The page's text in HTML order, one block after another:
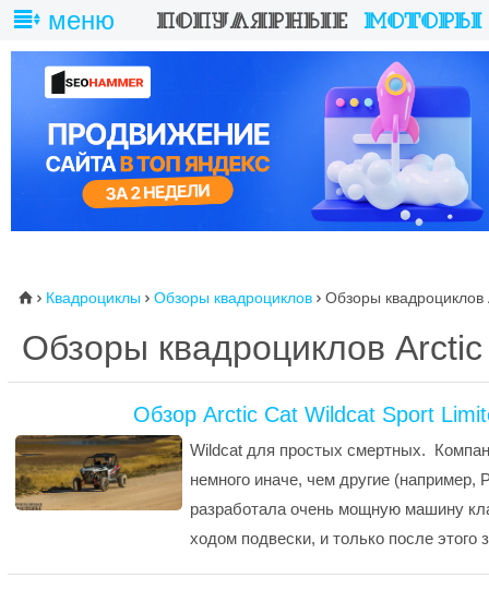
меню
⌂  Квадроциклы  Обзоры квадроциклов  Обзоры квадроциклов
Обзоры квадроциклов
Обзор Arctic Cat Wildcat Sport
Wildcat для простых смертных.
немного иначе, чем другие (например,
разработала очень мощную машину
ходом подвески, и только после